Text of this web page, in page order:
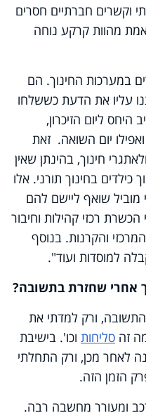
וקשרים חברתיים חסרים
מהוות קרקע נוחה
במערכות החינוך. הם
עליו את הדעת כששלחו
ליום הזיכרון,
יום השואה. זאת
חינוך, בהינתן שאין
כילדים בחינוך תורני. אלו
מוביל שואף ליישם להם
רכזי קהילות וחיבור
והקרנות. בנוסף
למוסדות ועוד".
אחרי שחזרת בתשובה?
ורק למדתי את
זה סליחות וכו'. בישיבת
לאחר מכן, ורק התחלתי
הזמן הזה.
ומעורר מחשבה רבה.